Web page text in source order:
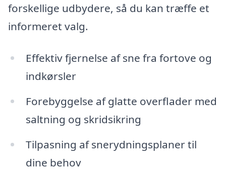
forskellige udbydere, så du kan træffe et
informeret valg.
Effektiv fjernelse af sne fra fortove og
indkørsler
Forebyggelse af glatte overflader med
saltning og skridsikring
Tilpasning af snerydningsplaner til
dine behov